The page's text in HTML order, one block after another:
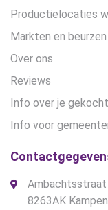
Productielocaties
Markten en beurzen
Over ons
Reviews
Info over je
Info voor
Ambachtsstraat
8263AK Kampen